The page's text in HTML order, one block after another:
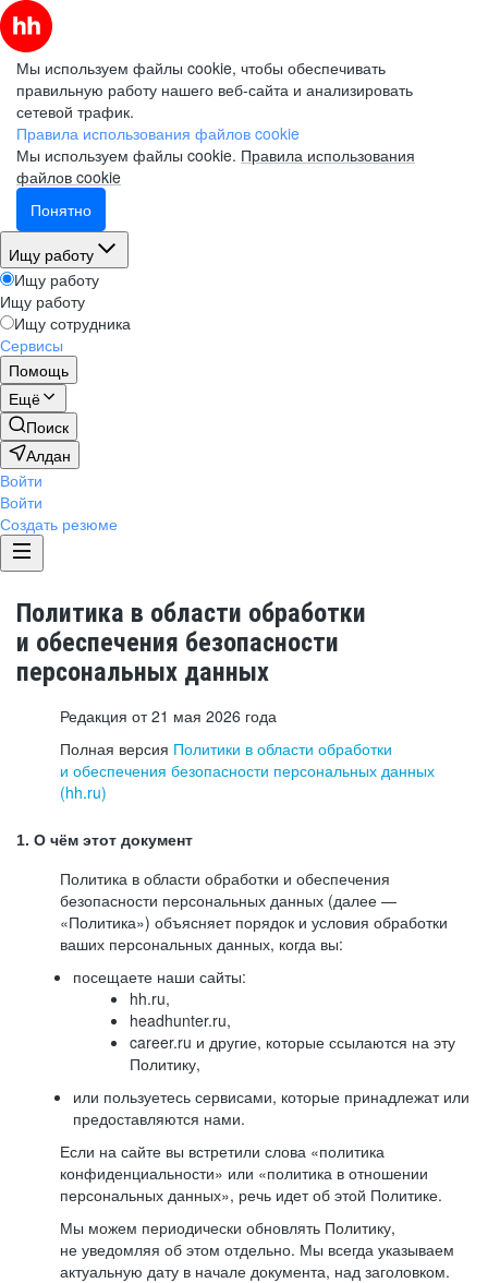
Мы используем файлы cookie, чтобы обеспечивать
правильную работу нашего веб-сайта и анализировать
сетевой трафик.
Правила использования файлов cookie
Мы используем файлы cookie. Правила использования
файлов cookie
Понятно
Ищу работу
Ищу работу
Ищу работу
Ищу сотрудника
Сервисы
Помощь
Ещё
Поиск
Алдан
Войти
Войти
Создать резюме
Политика в области обработки
и обеспечения безопасности
персональных данных
Редакция от 21 мая 2026 года
Полная версия Политики в области обработки
и обеспечения безопасности персональных данных
(hh.ru)
1. О чём этот документ
Политика в области обработки и обеспечения
безопасности персональных данных (далее —
«Политика») объясняет порядок и условия обработки
ваших персональных данных, когда вы:
посещаете наши сайты:
hh.ru,
headhunter.ru,
career.ru и другие, которые ссылаются на эту
Политику,
или пользуетесь сервисами, которые принадлежат или
предоставляются нами.
Если на сайте вы встретили слова «политика
конфиденциальности» или «политика в отношении
персональных данных», речь идет об этой Политике.
Мы можем периодически обновлять Политику,
не уведомляя об этом отдельно. Мы всегда указываем
актуальную дату в начале документа, над заголовком.